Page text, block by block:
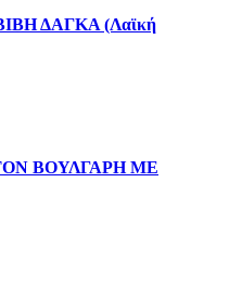
ΔΑΓΚΑ (Λαϊκή
ΒΟΥΛΓΑΡΗ ΜΕ